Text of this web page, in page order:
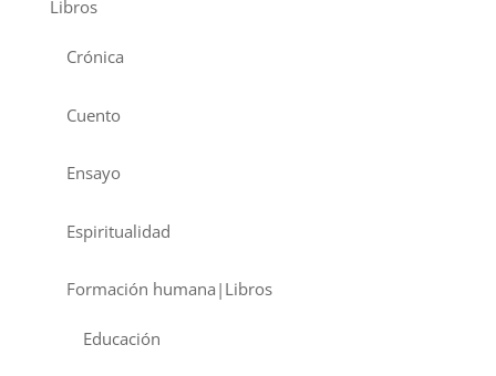
Libros
Crónica
Cuento
Ensayo
Espiritualidad
Formación humana|Libros
Educación